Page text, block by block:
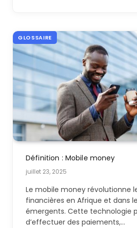
GLOSSAIRE
Définition : Mobile money
juillet 23, 2025
Le mobile money révolutionne
financières en Afrique et dans
émergents. Cette technologie
d’effectuer des paiements,…